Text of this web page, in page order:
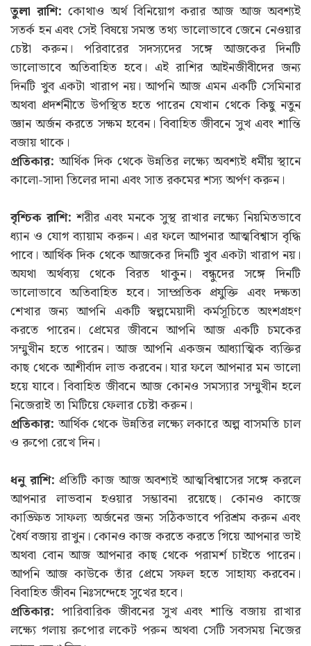
তুলা রাশি: কোথাও অর্থ বিনিয়োগ করার আজ আজ অবশ্যই
সতর্ক হন এবং সেই বিষয়ে সমস্ত তথ্য ভালোভাবে জেনে নেওয়ার
চেষ্টা করুন। পরিবারের সদস্যদের সঙ্গে আজকের দিনটি
ভালোভাবে অতিবাহিত হবে। এই রাশির আইনজীবীদের জন্য
দিনটি খুব একটা খারাপ নয়। আপনি আজ এমন একটি সেমিনার
অথবা প্রদর্শনীতে উপস্থিত হতে পারেন যেখান থেকে কিছু নতুন
জ্ঞান অর্জন করতে সক্ষম হবেন। বিবাহিত জীবনে সুখ এবং শান্তি
বজায় থাকে।
প্রতিকার: আর্থিক দিক থেকে উন্নতির লক্ষ্যে অবশ্যই ধর্মীয় স্থানে
কালো-সাদা তিলের দানা এবং সাত রকমের শস্য অর্পণ করুন।
বৃশ্চিক রাশি: শরীর এবং মনকে সুস্থ রাখার লক্ষ্যে নিয়মিতভাবে
ধ্যান ও যোগ ব্যায়াম করুন। এর ফলে আপনার আত্মবিশ্বাস বৃদ্ধি
পাবে। আর্থিক দিক থেকে আজকের দিনটি খুব একটা খারাপ নয়।
অযথা অর্থব্যয় থেকে বিরত থাকুন। বন্ধুদের সঙ্গে দিনটি
ভালোভাবে অতিবাহিত হবে। সাম্প্রতিক প্রযুক্তি এবং দক্ষতা
শেখার জন্য আপনি একটি স্বল্পমেয়াদী কর্মসূচিতে অংশগ্রহণ
করতে পারেন। প্রেমের জীবনে আপনি আজ একটি চমকের
সম্মুখীন হতে পারেন। আজ আপনি একজন আধ্যাত্মিক ব্যক্তির
কাছ থেকে আশীর্বাদ লাভ করবেন। যার ফলে আপনার মন ভালো
হয়ে যাবে। বিবাহিত জীবনে আজ কোনও সমস্যার সম্মুখীন হলে
নিজেরাই তা মিটিয়ে ফেলার চেষ্টা করুন।
প্রতিকার: আর্থিক থেকে উন্নতির লক্ষ্যে লকারে অল্প বাসমতি চাল
ও রুপো রেখে দিন।
ধনু রাশি: প্রতিটি কাজ আজ অবশ্যই আত্মবিশ্বাসের সঙ্গে করলে
আপনার লাভবান হওয়ার সম্ভাবনা রয়েছে। কোনও কাজে
কাঙ্ক্ষিত সাফল্য অর্জনের জন্য সঠিকভাবে পরিশ্রম করুন এবং
ধৈর্য বজায় রাখুন। কোনও কাজ করতে করতে গিয়ে আপনার ভাই
অথবা বোন আজ আপনার কাছ থেকে পরামর্শ চাইতে পারেন।
আপনি আজ কাউকে তাঁর প্রেমে সফল হতে সাহায্য করবেন।
বিবাহিত জীবন নিঃসন্দেহে সুখের হবে।
প্রতিকার: পারিবারিক জীবনের সুখ এবং শান্তি বজায় রাখার
লক্ষ্যে গলায় রুপোর লকেট পরুন অথবা সেটি সবসময় নিজের